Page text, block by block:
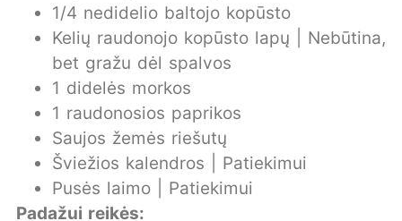
1/4 nedidelio baltojo kopūsto
Kelių raudonojo kopūsto lapų | Nebūtina,
bet gražu dėl spalvos
1 didelės morkos
1 raudonosios paprikos
Saujos žemės riešutų
Šviežios kalendros | Patiekimui
Pusės laimo | Patiekimui
Padažui reikės: